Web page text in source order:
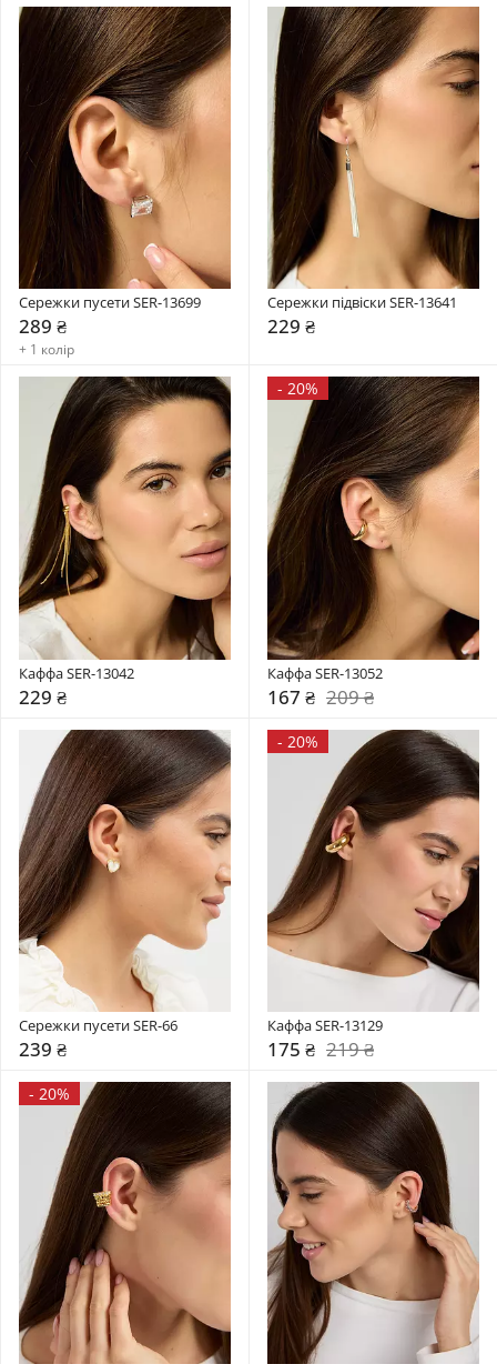
Сережки пусети SER-13699
289 ₴
+ 1 колір
Сережки підвіски SER-13641
229 ₴
Каффа SER-13042
229 ₴
- 20%
Каффа SER-13052
167 ₴ 209 ₴
Сережки пусети SER-66
239 ₴
- 20%
Каффа SER-13129
175 ₴ 219 ₴
- 20%